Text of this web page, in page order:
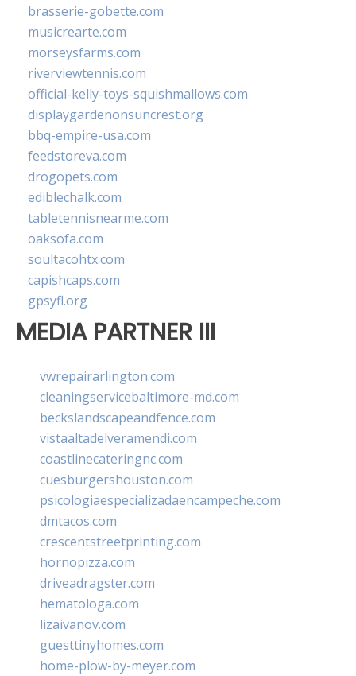
brasserie-gobette.com
musicrearte.com
morseysfarms.com
riverviewtennis.com
official-kelly-toys-squishmallows.com
displaygardenonsuncrest.org
bbq-empire-usa.com
feedstoreva.com
drogopets.com
ediblechalk.com
tabletennisnearme.com
oaksofa.com
soultacohtx.com
capishcaps.com
gpsyfl.org
MEDIA PARTNER III
vwrepairarlington.com
cleaningservicebaltimore-md.com
beckslandscapeandfence.com
vistaaltadelveramendi.com
coastlinecateringnc.com
cuesburgershouston.com
psicologiaespecializadaencampeche.com
dmtacos.com
crescentstreetprinting.com
hornopizza.com
driveadragster.com
hematologa.com
lizaivanov.com
guesttinyhomes.com
home-plow-by-meyer.com